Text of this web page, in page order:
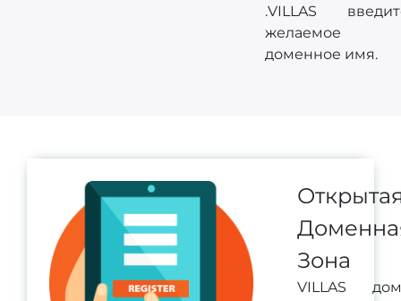
.VILLAS
желаемое
доменное имя.
Зона
VILLAS